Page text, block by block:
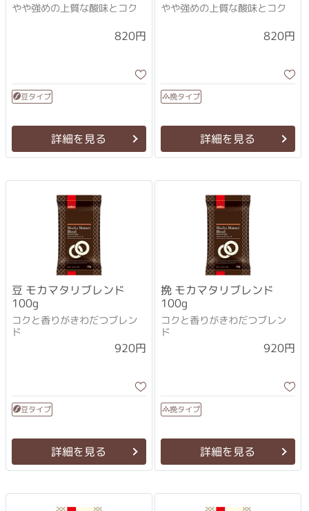
やや強めの上質な酸味とコク
820円
豆タイプ
詳細を見る
やや強めの上質な酸味とコク
820円
挽タイプ
詳細を見る
豆 モカマタリブレンド
100g
コクと香りがきわだつブレン
ド
920円
豆タイプ
詳細を見る
挽 モカマタリブレンド
100g
コクと香りがきわだつブレン
ド
920円
挽タイプ
詳細を見る